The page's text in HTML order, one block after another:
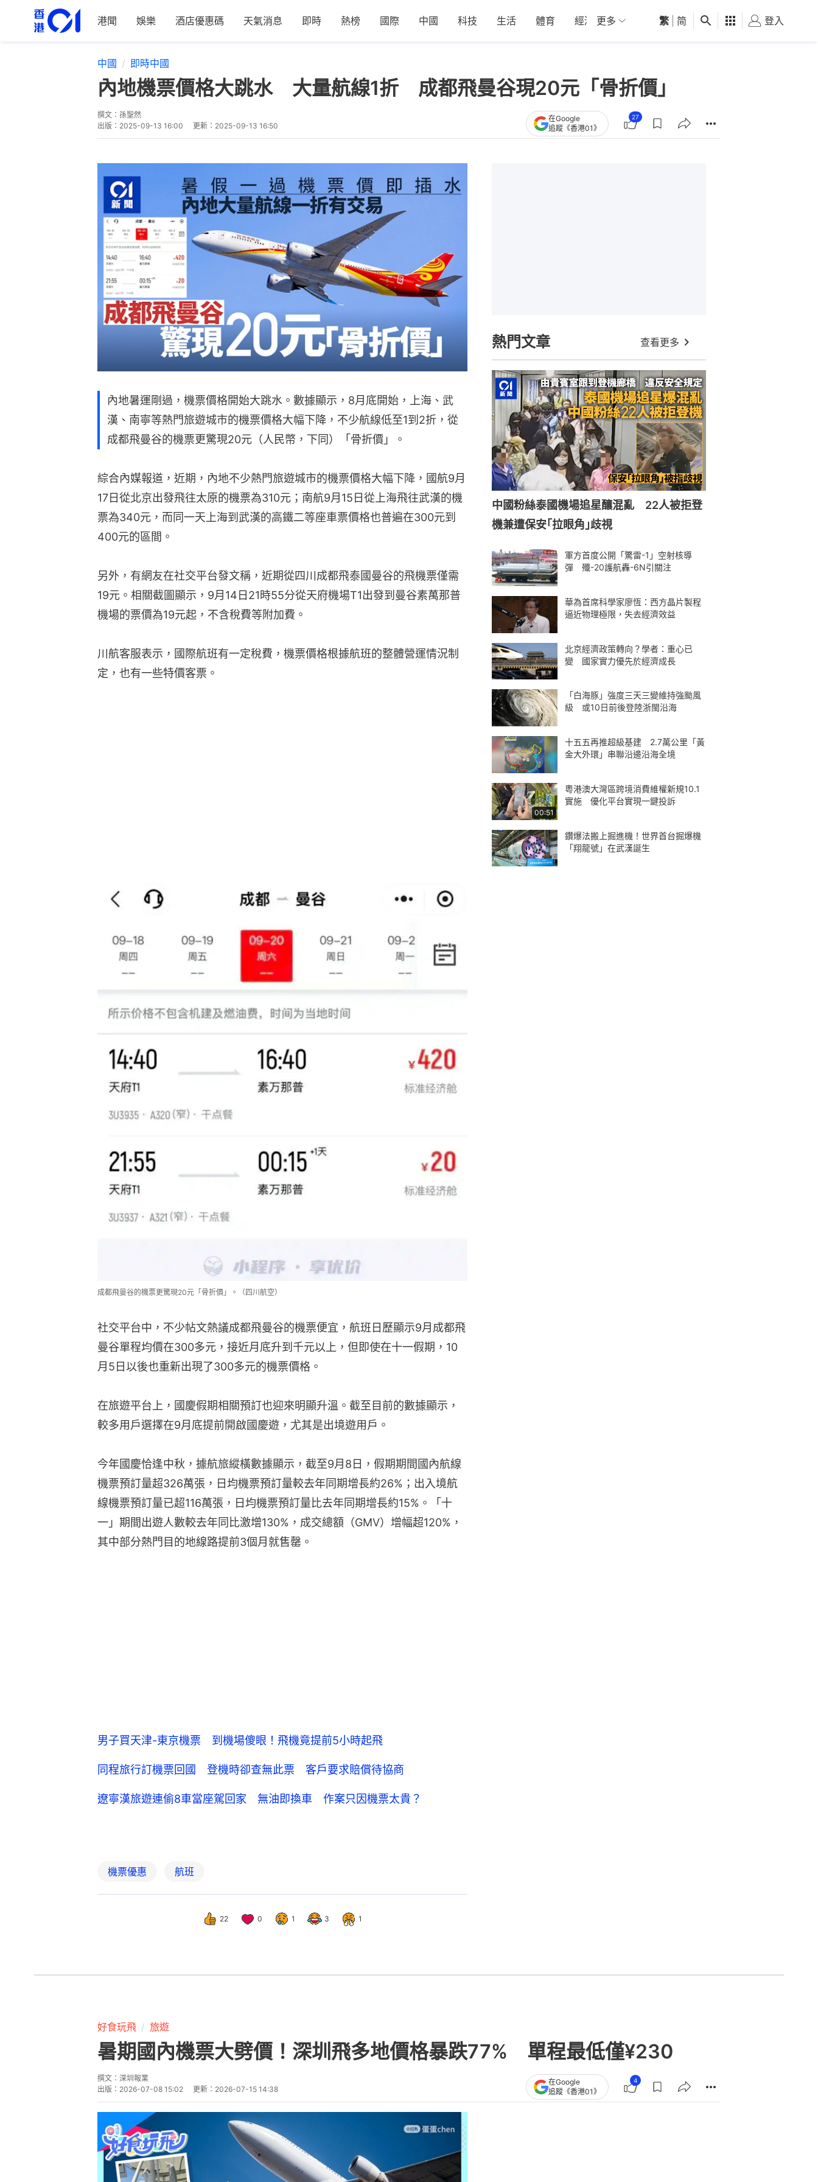
港聞 娛樂 酒店優惠碼 天氣消息 即時 熱榜 國際 中國 科技 生活 體育 經濟 01深圳 觀點 健康 好食玩飛
更多 繁 简 登入
中國 即時中國
內地機票價格大跳水 大量航線1折 成都飛曼谷現20元「骨折價」
撰文： 孫聖然
出版： 2025-09-13 16:00 更新： 2025-09-13 16:50
在Google
追蹤《香港01》
27
內地暑運剛過，機票價格開始大跳水。數據顯示，8月底開始，上海、武
漢、南寧等熱門旅遊城市的機票價格大幅下降，不少航線低至1到2折，從
成都飛曼谷的機票更驚現20元（人民幣，下同）「骨折價」。
綜合內媒報道，近期，內地不少熱門旅遊城市的機票價格大幅下降，國航9月
17日從北京出發飛往太原的機票為310元；南航9月15日從上海飛往武漢的機
票為340元，而同一天上海到武漢的高鐵二等座車票價格也普遍在300元到
400元的區間。
另外，有網友在社交平台發文稱，近期從四川成都飛泰國曼谷的飛機票僅需
19元。相關截圖顯示，9月14日21時55分從天府機場T1出發到曼谷素萬那普
機場的票價為19元起，不含稅費等附加費。
川航客服表示，國際航班有一定稅費，機票價格根據航班的整體營運情況制
定，也有一些特價客票。
成都飛曼谷的機票更驚現20元「骨折價」。（四川航空）
社交平台中，不少帖文熱議成都飛曼谷的機票便宜，航班日歷顯示9月成都飛
曼谷單程均價在300多元，接近月底升到千元以上，但即使在十一假期，10
月5日以後也重新出現了300多元的機票價格。
在旅遊平台上，國慶假期相關預訂也迎來明顯升溫。截至目前的數據顯示，
較多用戶選擇在9月底提前開啟國慶遊，尤其是出境遊用戶。
今年國慶恰逢中秋，據航旅縱橫數據顯示，截至9月8日，假期期間國內航線
機票預訂量超326萬張，日均機票預訂量較去年同期增長約26%；出入境航
線機票預訂量已超116萬張，日均機票預訂量比去年同期增長約15%。「十
一」期間出遊人數較去年同比激增130%，成交總額（GMV）增幅超120%，
其中部分熱門目的地線路提前3個月就售罄。
男子買天津-東京機票 到機場傻眼！飛機竟提前5小時起飛
同程旅行訂機票回國 登機時卻查無此票 客戶要求賠償待協商
遼寧漢旅遊連偷8車當座駕回家 無油即換車 作案只因機票太貴？
機票優惠 航班
22 0 1 3 1
熱門文章 查看更多
中國粉絲泰國機場追星釀混亂 22人被拒登
機兼遭保安｢拉眼角｣歧視
軍方首度公開「驚雷-1」空射核導
彈 殲-20護航轟-6N引關注
華為首席科學家廖恆：西方晶片製程
逼近物理極限，失去經濟效益
北京經濟政策轉向？學者：重心已
變 國家實力優先於經濟成長
「白海豚」強度三天三變維持強颱風
級 或10日前後登陸浙閩沿海
十五五再推超級基建 2.7萬公里「黃
金大外環」串聯沿邊沿海全境
00:51
粵港澳大灣區跨境消費維權新規10.1
實施 優化平台實現一鍵投訴
鑽爆法搬上掘進機！世界首台掘爆機
「翔龍號」在武漢誕生
好食玩飛 旅遊
暑期國內機票大劈價！深圳飛多地價格暴跌77% 單程最低僅¥230
撰文： 深圳報業
出版： 2026-07-08 15:02 更新： 2026-07-15 14:38
在Google
追蹤《香港01》
4